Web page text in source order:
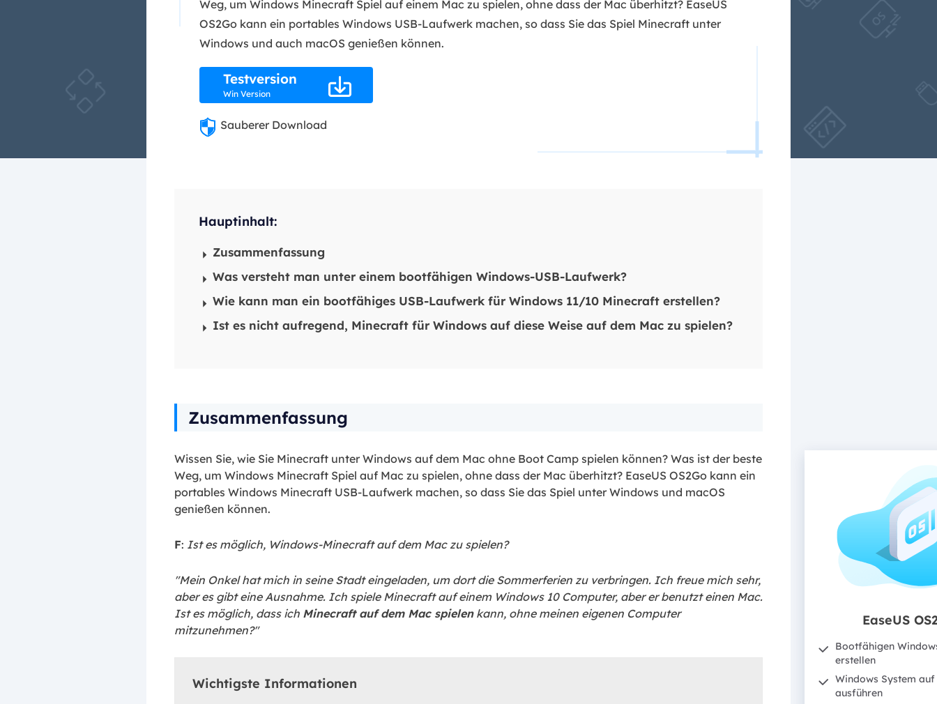
Weg, um Windows Minecraft Spiel auf einem Mac zu spielen, ohne dass der Mac überhitzt? EaseUS
OS2Go kann ein portables Windows USB-Laufwerk machen, so dass Sie das Spiel Minecraft unter
Windows und auch macOS genießen können.
Testversion
Win Version 
Sauberer Download
Hauptinhalt:
Zusammenfassung
Was versteht man unter einem bootfähigen Windows-USB-Laufwerk?
Wie kann man ein bootfähiges USB-Laufwerk für Windows 11/10 Minecraft erstellen?
Ist es nicht aufregend, Minecraft für Windows auf diese Weise auf dem Mac zu spielen?
Zusammenfassung
Wissen Sie, wie Sie Minecraft unter Windows auf dem Mac ohne Boot Camp spielen können? Was ist der beste
Weg, um Windows Minecraft Spiel auf Mac zu spielen, ohne dass der Mac überhitzt? EaseUS OS2Go kann ein
portables Windows Minecraft USB-Laufwerk machen, so dass Sie das Spiel unter Windows und macOS
genießen können.
F: Ist es möglich, Windows-Minecraft auf dem Mac zu spielen?
"Mein Onkel hat mich in seine Stadt eingeladen, um dort die Sommerferien zu verbringen. Ich freue mich sehr,
aber es gibt eine Ausnahme. Ich spiele Minecraft auf einem Windows 10 Computer, aber er benutzt einen Mac.
Ist es möglich, dass ich Minecraft auf dem Mac spielenkann, ohne meinen eigenen Computer
mitzunehmen?"
Wichtigste Informationen
EaseUS
Bootfähigen
erstellen
Windows System auf
ausführen